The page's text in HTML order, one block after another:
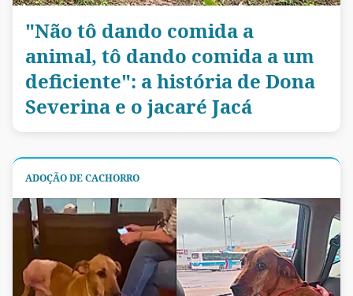
"Não tô dando comida a
animal, tô dando comida a um
deficiente": a história de Dona
Severina e o jacaré Jacá
ADOÇÃO DE CACHORRO